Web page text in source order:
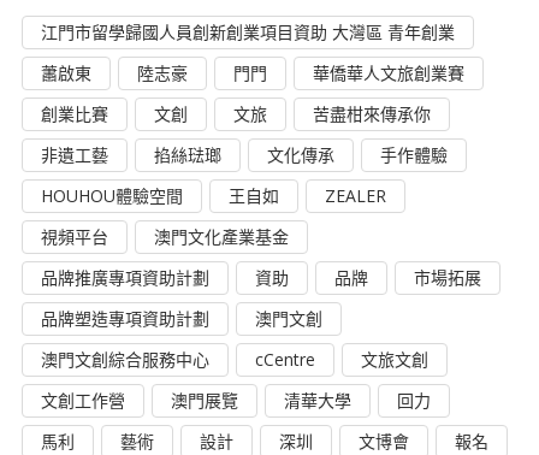
江門市留學歸國人員創新創業項目資助 大灣區 青年創業
蕭啟東
陸志豪 門門
華僑華人文旅創業賽
創業比賽
文創 文旅
苦盡柑來傳承你
非遺工藝
掐絲琺瑯 文化傳承
手作體驗
HOUHOU體驗空間
王自如
ZEALER
視頻平台
澳門文化產業基金
品牌推廣專項資助計劃
資助 品牌
市場拓展
品牌塑造專項資助計劃
澳門文創
澳門文創綜合服務中心
cCentre
文旅文創
文創工作營
澳門展覽 清華大學
回力
馬利
藝術 設計 深圳 文博會
報名